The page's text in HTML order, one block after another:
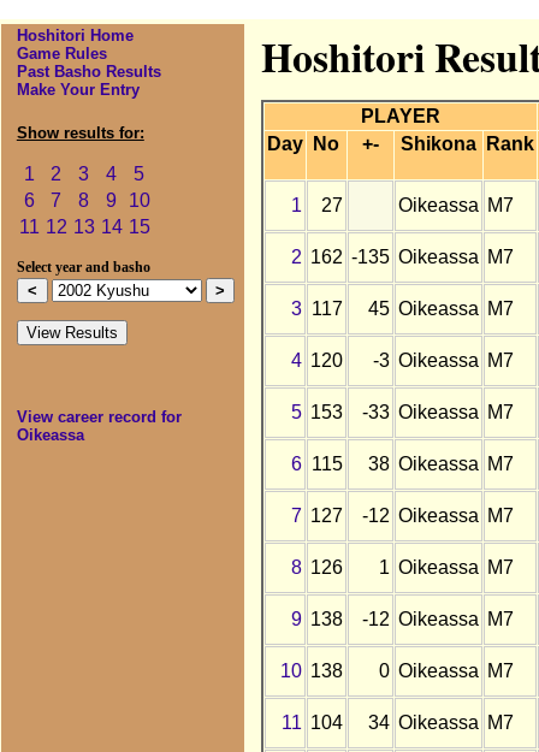
Hoshitori Home
Game Rules
Past Basho Results
Make Your Entry
Show results for:
1 2 3 4
5
6
7 8 9
10
11 12 13 14 15
Select year and basho
View career record for
Oikeassa
Hoshitori
PLAYER
Day
No +- Shikona Rank
1 27 Oikeassa M7
2 162 -135 Oikeassa M7
3 117 45 Oikeassa M7
4 120 -3 Oikeassa M7
5 153 -33 Oikeassa M7
6 115 38 Oikeassa M7
7 127 -12 Oikeassa M7
8 126 1 Oikeassa M7
9 138 -12 Oikeassa M7
10 138 0 Oikeassa M7
11 104 34 Oikeassa M7